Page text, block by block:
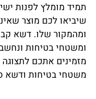
תמיד מומלץ לפנות
שיביאו לכם מוצר
ומהמקור שלו. דשא
ומשטחי בטיחות
מזמינים אתכם
משטחי בטיחות ודשא